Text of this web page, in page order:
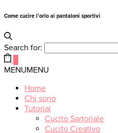
Come cucire l’orlo ai pantaloni sportivi
Search for:
MENUMENU
Home
Chi sono
Tutorial
Cucito Sartoriale
Cucito Creativo